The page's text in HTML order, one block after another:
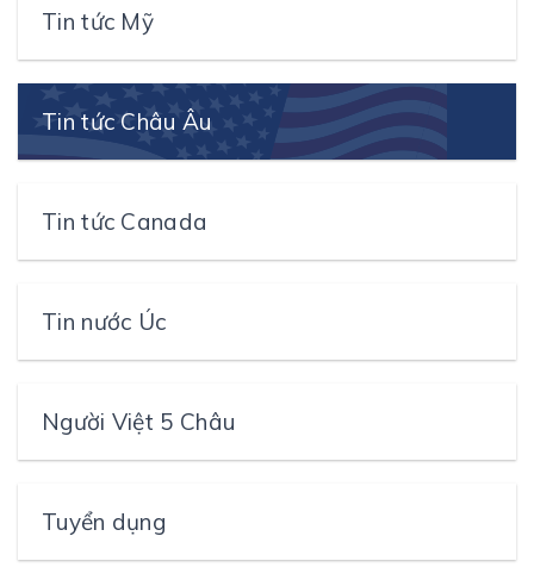
Tin tức Mỹ
Tin tức Châu Âu
Tin tức Canada
Tin nước Úc
Người Việt 5 Châu
Tuyển dụng